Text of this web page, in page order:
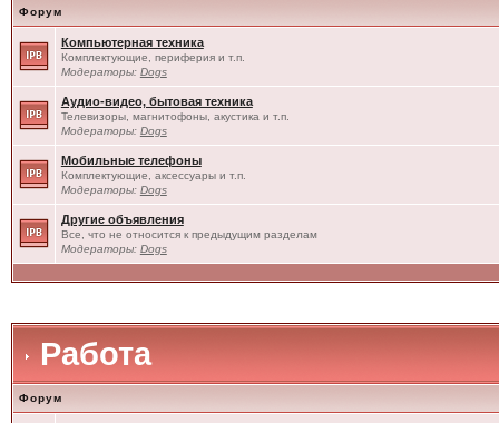
Форум
Компьютерная техника
Комплектующие, периферия и т.п.
Модераторы: Dogs
Аудио-видео, бытовая техника
Телевизоры, магнитофоны, акустика и т.п.
Модераторы: Dogs
Мобильные телефоны
Комплектующие, аксессуары и т.п.
Модераторы: Dogs
Другие объявления
Все, что не относится к предыдущим разделам
Модераторы: Dogs
Работа
Форум